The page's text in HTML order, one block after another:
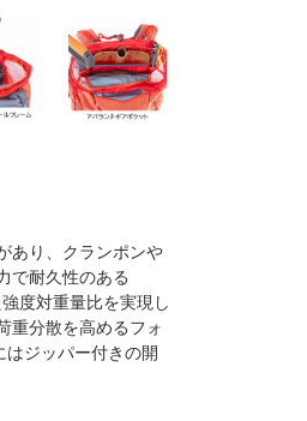
あり、クランポンや
で耐久性のある
度対重量比を実現し
重分散を高めるフォ
ジッパー付きの開